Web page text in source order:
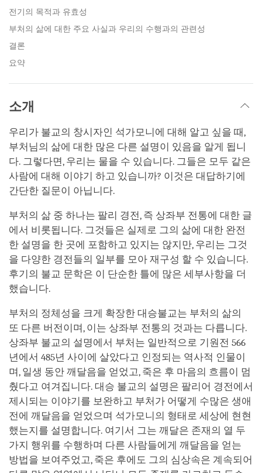
전기의 목적과 유효성
부처의 삶에 대한 주요 사실과 우리의 수행과의 관련성
결론
요약
소개
우리가 불교의 창시자인 석가모니에 대해 알고 싶을 때,
부처님의 삶에 대한 많은 다른 설명이 있음을 알게 됩니
다. 그렇다면, 우리는 물을 수 있습니다. 그들은 모두 같은
사람에 대해 이야기 하고 있습니까? 이것은 대답하기에
간단한 질문이 아닙니다.
부처의 삶 중 하나는 팔리 경전, 즉 상좌부 전통에 대한 글
에서 비롯됩니다. 그것들은 실제로 그의 삶에 대한 완전
한 설명을 한 곳에 포함하고 있지는 않지만, 우리는 그것
을 다양한 경전들의 일부를 모아 재구성 할 수 있습니다.
후기의 불교 문학은 이 단순한 틀에 많은 세부사항을 더
했습니다.
부처의 정체성을 크게 확장한 대승불교는 부처의 삶의
또 다른 버전이며, 이는 상좌부 전통의 것과는 다릅니다.
상좌부 불교의 설명에서 부처는 일반적으로 기원전 566
년에서 485년 사이에 살았다고 인정되는 역사적 인물이
며, 일생 동안 깨달음을 얻었고, 죽은 후 마음의 흐름이 멈
췄다고 여겨집니다. 대승 불교의 설명은 팔리어 경전에서
제시되는 이야기를 보완하고 부처가 어떻게 수많은 생애
전에 깨달음을 얻었으며 석가모니의 형태로 세상에 현현
했는지를 설명합니다. 여기서 그는 깨달은 존재의 열 두
가지 행위를 수행하며 다른 사람들에게 깨달음을 얻는
방법을 보여주었고, 죽은 후에도 그의 심상속은 계속되어